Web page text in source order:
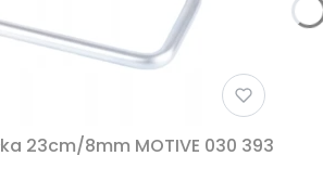
23cm/8mm MOTIVE 030 393